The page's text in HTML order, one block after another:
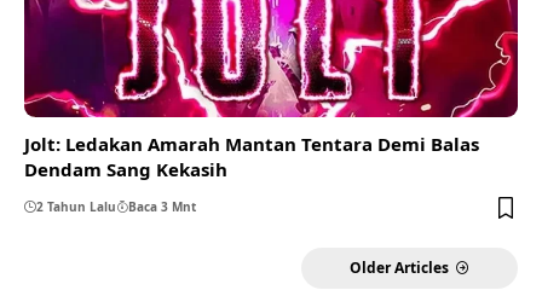
Jolt: Ledakan Amarah Mantan Tentara Demi Balas
Dendam Sang Kekasih
2 Tahun Lalu Baca 3 Mnt
Older Articles